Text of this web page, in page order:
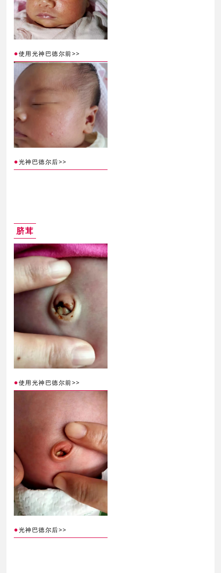
●使用光神巴德尔前>>
●光神巴德尔后>>
脐茸
●使用光神巴德尔前>>
●光神巴德尔后>>